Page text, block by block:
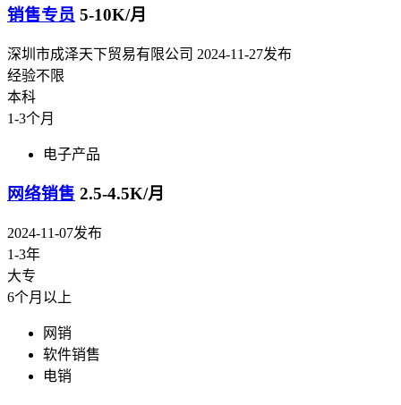
销售专员 5-10K/月
深圳市成泽天下贸易有限公司 2024-11-27发布
经验不限
本科
1-3个月
电子产品
网络销售 2.5-4.5K/月
2024-11-07发布
1-3年
大专
6个月以上
网销
软件销售
电销